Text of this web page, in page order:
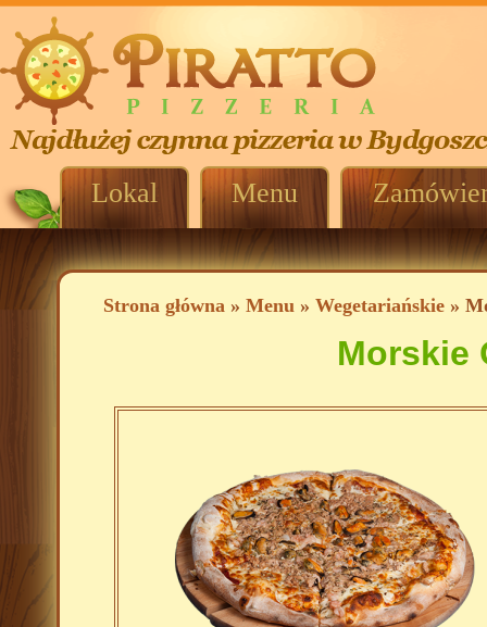
Lokal Menu
Strona główna » Menu » Wegetariańskie »
Morskie